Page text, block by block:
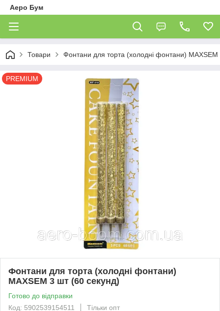
Аеро Бум
Товари Фонтани для торта (холодні фонтани)
PREMIUM
Фонтани для торта (холодні фонтани)
MAXSEM 3 шт (60 секунд)
Готово до відправки
Код: 5902539154511
Тільки опт